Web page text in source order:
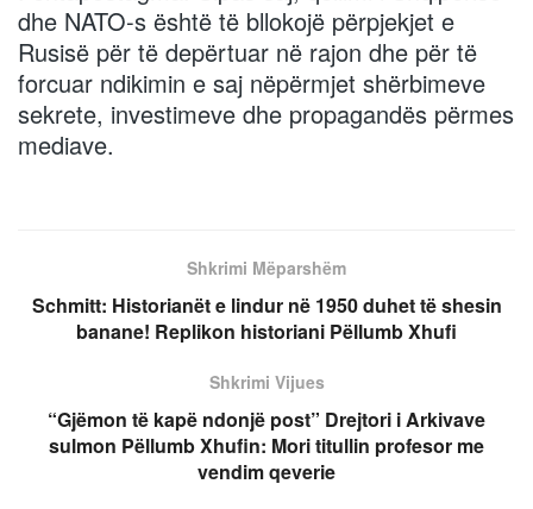
dhe NATO-s është të bllokojë përpjekjet e
Rusisë për të depërtuar në rajon dhe për të
forcuar ndikimin e saj nëpërmjet shërbimeve
sekrete, investimeve dhe propagandës përmes
mediave.
Shkrimi Mëparshëm
Schmitt: Historianët e lindur në 1950 duhet të shesin
banane! Replikon historiani Pëllumb Xhufi
Shkrimi Vijues
“Gjëmon të kapë ndonjë post” Drejtori i Arkivave
sulmon Pëllumb Xhufin: Mori titullin profesor me
vendim qeverie